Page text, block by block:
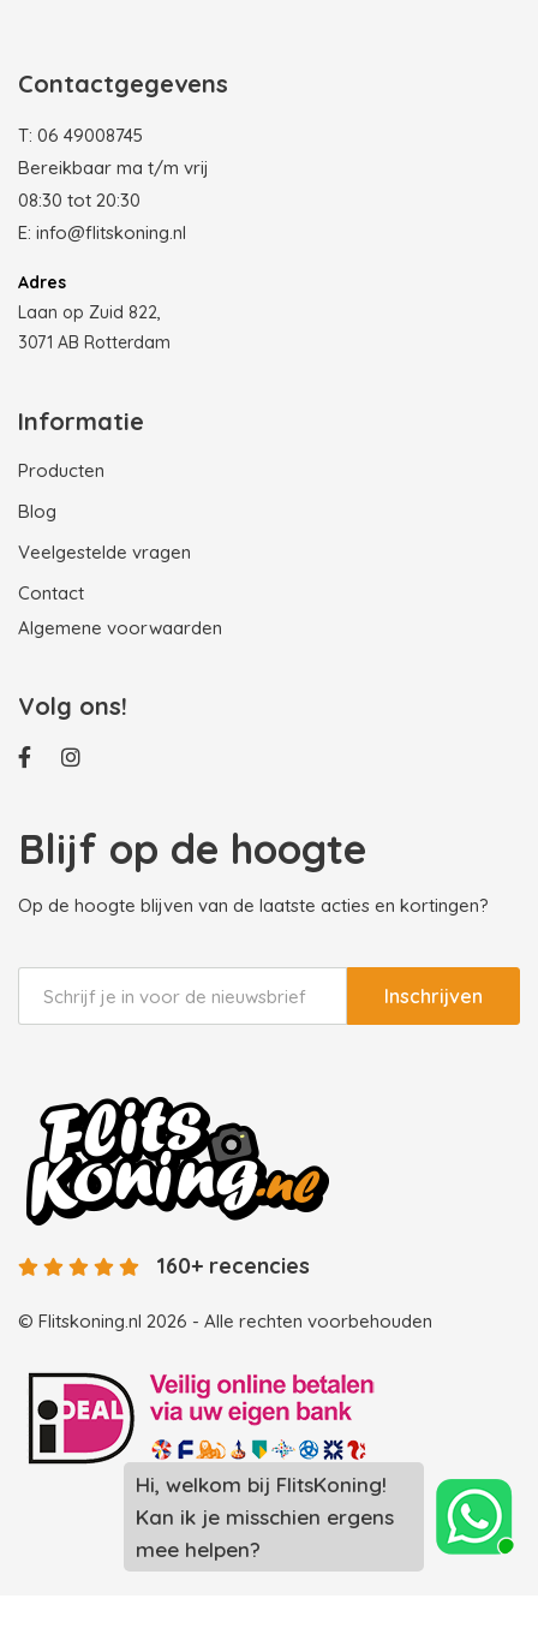
Contactgegevens
T: 06 49008745
Bereikbaar ma t/m vrij
08:30 tot 20:30
E: info@flitskoning.nl
Adres
Laan op Zuid 822,
3071 AB Rotterdam
Informatie
Producten
Blog
Veelgestelde vragen
Contact
Algemene voorwaarden
Volg ons!
Blijf op de hoogte
Op de hoogte blijven van de laatste acties en kortingen?
Inschrijven
© Flitskoning.nl 2026 - Alle rechten voorbehouden
160+ recencies
Landingspagina overzicht photobooths
Landingspagina overzicht videobooths
Photobooth huren in Spijkenisse